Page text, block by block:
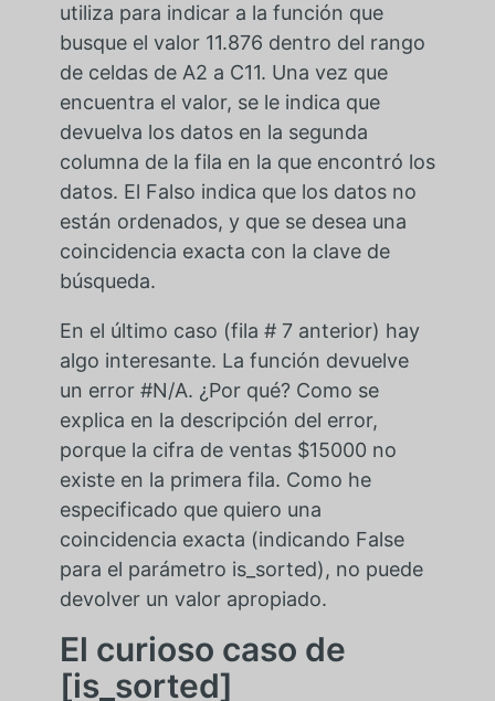
utiliza para indicar a la función que
busque el valor 11.876 dentro del rango
de celdas de A2 a C11. Una vez que
encuentra el valor, se le indica que
devuelva los datos en la segunda
columna de la fila en la que encontró los
datos. El Falso indica que los datos no
están ordenados, y que se desea una
coincidencia exacta con la clave de
búsqueda.
En el último caso (fila # 7 anterior) hay
algo interesante. La función devuelve
un error #N/A. ¿Por qué? Como se
explica en la descripción del error,
porque la cifra de ventas $15000 no
existe en la primera fila. Como he
especificado que quiero una
coincidencia exacta (indicando False
para el parámetro is_sorted), no puede
devolver un valor apropiado.
El curioso caso de
[is_sorted]